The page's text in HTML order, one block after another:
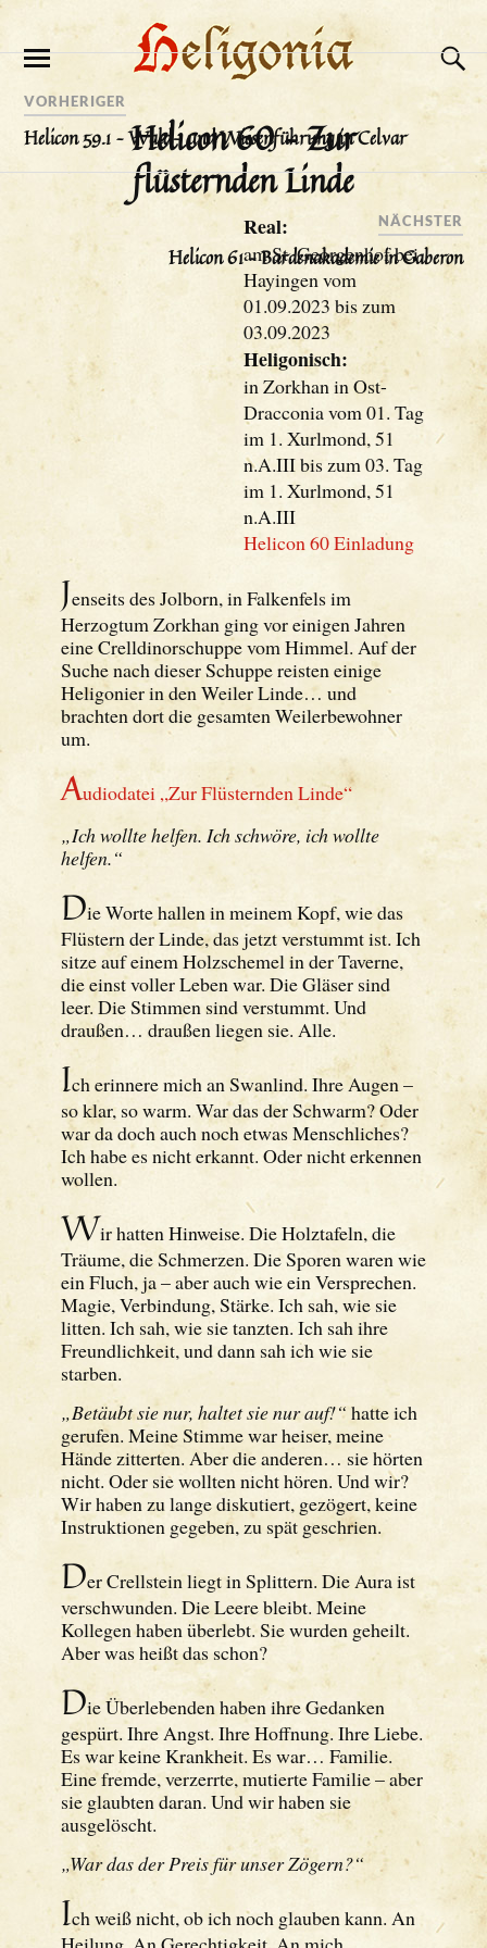
Helicon 60 – Zur
flüsternden Linde
Real:
am St. Georgenhof bei
Hayingen vom
01.09.2023 bis zum
03.09.2023
Heligonisch:
in Zorkhan in Ost-
Dracconia vom 01. Tag
im 1. Xurlmond, 51
n.A.III bis zum 03. Tag
im 1. Xurlmond, 51
n.A.III
Helicon 60 Einladung
Jenseits des Jolborn, in Falkenfels im
Herzogtum Zorkhan ging vor einigen Jahren
eine Crelldinorschuppe vom Himmel. Auf der
Suche nach dieser Schuppe reisten einige
Heligonier in den Weiler Linde… und
brachten dort die gesamten Weilerbewohner
um.
Audiodatei „Zur Flüsternden Linde“
„Ich wollte helfen. Ich schwöre, ich wollte
helfen.“
Die Worte hallen in meinem Kopf, wie das
Flüstern der Linde, das jetzt verstummt ist. Ich
sitze auf einem Holzschemel in der Taverne,
die einst voller Leben war. Die Gläser sind
leer. Die Stimmen sind verstummt. Und
draußen… draußen liegen sie. Alle.
Ich erinnere mich an Swanlind. Ihre Augen –
so klar, so warm. War das der Schwarm? Oder
war da doch auch noch etwas Menschliches?
Ich habe es nicht erkannt. Oder nicht erkennen
wollen.
Wir hatten Hinweise. Die Holztafeln, die
Träume, die Schmerzen. Die Sporen waren wie
ein Fluch, ja – aber auch wie ein Versprechen.
Magie, Verbindung, Stärke. Ich sah, wie sie
litten. Ich sah, wie sie tanzten. Ich sah ihre
Freundlichkeit, und dann sah ich wie sie
starben.
„Betäubt sie nur, haltet sie nur auf!“ hatte ich
gerufen. Meine Stimme war heiser, meine
Hände zitterten. Aber die anderen… sie hörten
nicht. Oder sie wollten nicht hören. Und wir?
Wir haben zu lange diskutiert, gezögert, keine
Instruktionen gegeben, zu spät geschrien.
Der Crellstein liegt in Splittern. Die Aura ist
verschwunden. Die Leere bleibt. Meine
Kollegen haben überlebt. Sie wurden geheilt.
Aber was heißt das schon?
Die Überlebenden haben ihre Gedanken
gespürt. Ihre Angst. Ihre Hoffnung. Ihre Liebe.
Es war keine Krankheit. Es war… Familie.
Eine fremde, verzerrte, mutierte Familie – aber
sie glaubten daran. Und wir haben sie
ausgelöscht.
„War das der Preis für unser Zögern?“
Ich weiß nicht, ob ich noch glauben kann. An
VORHERIGER
Helicon 59.1 – Wald- und Wiesenführung in Celvar
NÄCHSTER
Helicon 61 – Bardenakademie in Gaberon